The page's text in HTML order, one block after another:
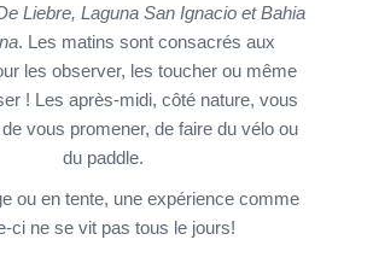
Liebre, Laguna San Ignacio et Bahia
. Les matins sont consacrés aux
les observer, les toucher ou même
! Les après-midi, côté nature, vous
vous promener, de faire du vélo ou
du paddle.
ou en tente, une expérience comme
ci ne se vit pas tous le jours!